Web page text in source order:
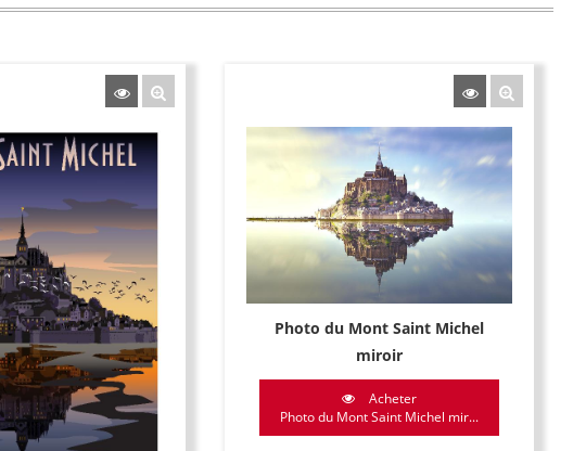
Photo du Mont Saint Michel
miroir
Acheter
Photo du Mont Saint Michel mir...